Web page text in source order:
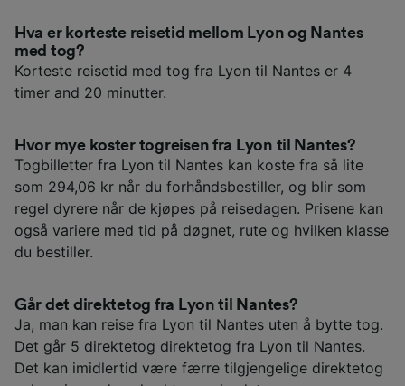
Hva er korteste reisetid mellom Lyon og Nantes
med tog?
Korteste reisetid med tog fra Lyon til Nantes er 4
timer and 20 minutter.
Hvor mye koster togreisen fra Lyon til Nantes?
Togbilletter fra Lyon til Nantes kan koste fra så lite
som 294,06 kr når du forhåndsbestiller, og blir som
regel dyrere når de kjøpes på reisedagen. Prisene kan
også variere med tid på døgnet, rute og hvilken klasse
du bestiller.
Går det direktetog fra Lyon til Nantes?
Ja, man kan reise fra Lyon til Nantes uten å bytte tog.
Det går 5 direktetog direktetog fra Lyon til Nantes.
Det kan imidlertid være færre tilgjengelige direktetog